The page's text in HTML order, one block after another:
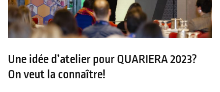
Une idée d’atelier pour QUARIERA 2023?
On veut la connaître!